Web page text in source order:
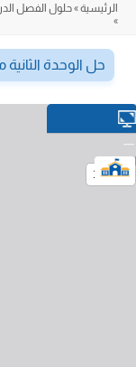
الرئيسية»حلول الفصل
»
حل الوحدة الثانية